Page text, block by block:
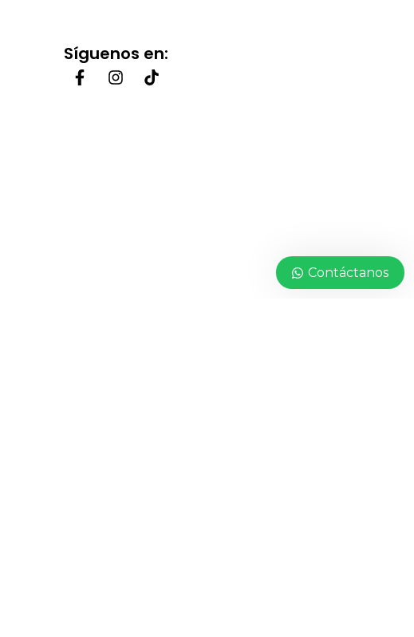
Síguenos en:
Contáctanos